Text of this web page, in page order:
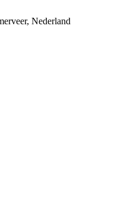
Nederland